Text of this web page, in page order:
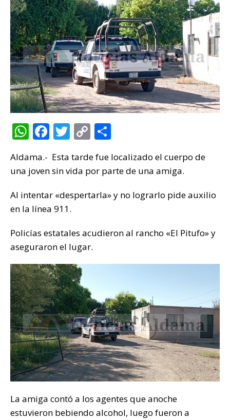
W
at
s
A
p
p
F
c
e
b
o
o
k
T
it
te
r
C
p
y
Li
k
m
p
ar
r
Aldama.- Esta tarde fue localizado el cuerpo de
una joven sin vida por parte de una amiga.
Al intentar «despertarla» y no lograrlo pide auxilio
en la línea 911.
Policías estatales acudieron al rancho «El Pitufo» y
aseguraron el lugar.
La amiga contó a los agentes que anoche
estuvieron bebiendo alcohol, luego fueron a